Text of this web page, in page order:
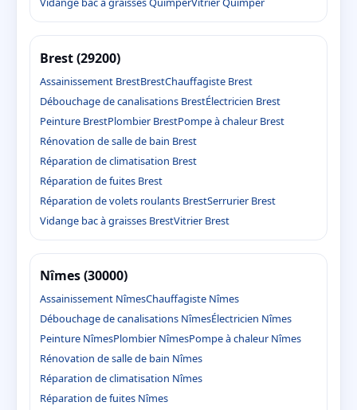
Brest (29200)
Assainissement BrestBrestChauffagiste Brest
Débouchage de canalisations BrestÉlectricien Brest
Peinture BrestPlombier BrestPompe à chaleur Brest
Rénovation de salle de bain Brest
Réparation de climatisation Brest
Réparation de fuites Brest
Réparation de volets roulants BrestSerrurier Brest
Vidange bac à graisses BrestVitrier Brest
Nîmes (30000)
Assainissement NîmesChauffagiste Nîmes
Débouchage de canalisations NîmesÉlectricien Nîmes
Peinture NîmesPlombier NîmesPompe à chaleur Nîmes
Rénovation de salle de bain Nîmes
Réparation de climatisation Nîmes
Réparation de fuites Nîmes